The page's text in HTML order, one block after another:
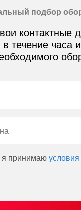
подбор
контактные
в течение часа
я принимаю